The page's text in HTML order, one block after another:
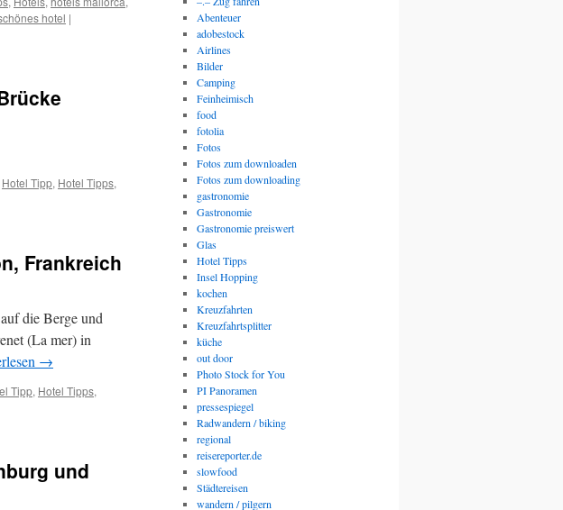
hotel |
Hotel Tipp, Hotel Tipps,
Frankreich
die Berge und
(La mer) in
→
Tipp, Hotel Tipps,
und
Abenteuer
adobestock
Airlines
Bilder
Camping
Feinheimisch
food
fotolia
Fotos
Fotos zum downloaden
Fotos zum downloading
gastronomie
Gastronomie
Gastronomie preiswert
Glas
Hotel Tipps
Insel Hopping
kochen
Kreuzfahrten
Kreuzfahrtsplitter
küche
out door
Photo Stock for You
PI Panoramen
pressespiegel
Radwandern / biking
regional
reisereporter.de
slowfood
Städtereisen
wandern / pilgern